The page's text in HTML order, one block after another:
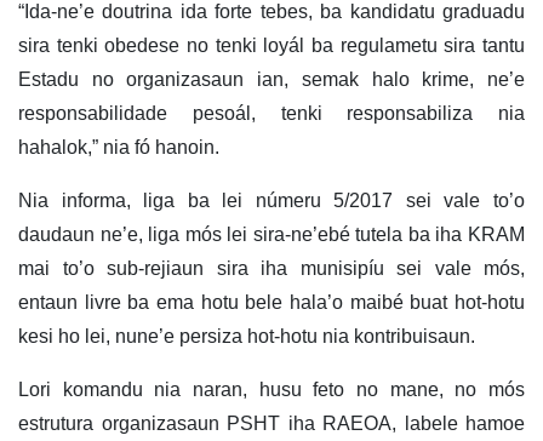
“Ida-ne’e doutrina ida forte tebes, ba kandidatu graduadu
sira tenki obedese no tenki loyál ba regulametu sira tantu
Estadu no organizasaun ian, semak halo krime, ne’e
responsabilidade pesoál, tenki responsabiliza nia
hahalok,” nia fó hanoin.
Nia informa, liga ba lei númeru 5/2017 sei vale to’o
daudaun ne’e, liga mós lei sira-ne’ebé tutela ba iha KRAM
mai to’o sub-rejiaun sira iha munisipíu sei vale mós,
entaun livre ba ema hotu bele hala’o maibé buat hot-hotu
kesi ho lei, nune’e persiza hot-hotu nia kontribuisaun.
Lori komandu nia naran, husu feto no mane, no mós
estrutura organizasaun PSHT iha RAEOA, labele hamoe